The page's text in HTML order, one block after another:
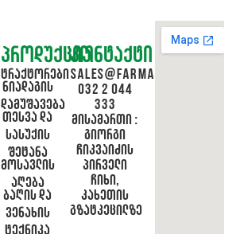
პროდუქცია
ტრაქტორები
ნიადაგის
დამუშავება
თესვა და
სასუქის
შეტანა
მოსავლის
აღება
ბაღის და
ვენახის
კონტაქტი
sales@farmarea.ge
032 2 044
333
მისამართი :
გიორგი
ჩიკვაიძის
პირველი
ჩიხი,
კახეთის
გზატკეცილზე